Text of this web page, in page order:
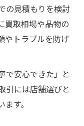
の見積もりを検討
買取相場や品物の
やトラブルを防げ
で安心できた」と
引には店舗選びと
す。